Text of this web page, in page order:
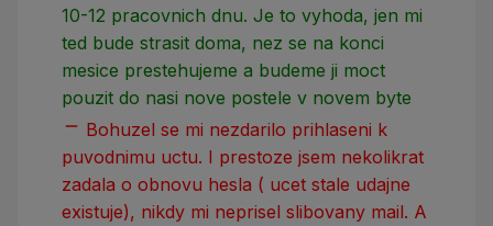
10-12 pracovnich dnu. Je to vyhoda, jen mi
ted bude strasit doma, nez se na konci
mesice prestehujeme a budeme ji moct
pouzit do nasi nove postele v novem byte
remove Bohuzel se mi nezdarilo prihlaseni k
puvodnimu uctu. I prestoze jsem nekolikrat
zadala o obnovu hesla ( ucet stale udajne
existuje), nikdy mi neprisel slibovany mail. A